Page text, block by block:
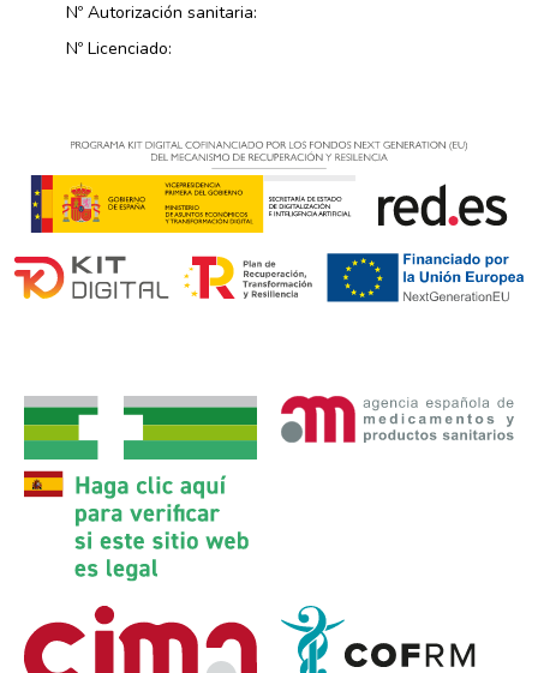
Nº Autorización sanitaria:
Nº Licenciado: